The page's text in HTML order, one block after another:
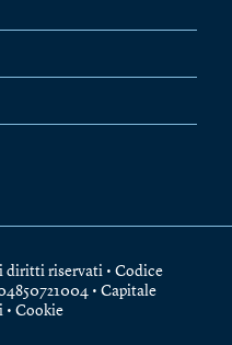
diritti riservati • Codice
• Capitale
• Cookie